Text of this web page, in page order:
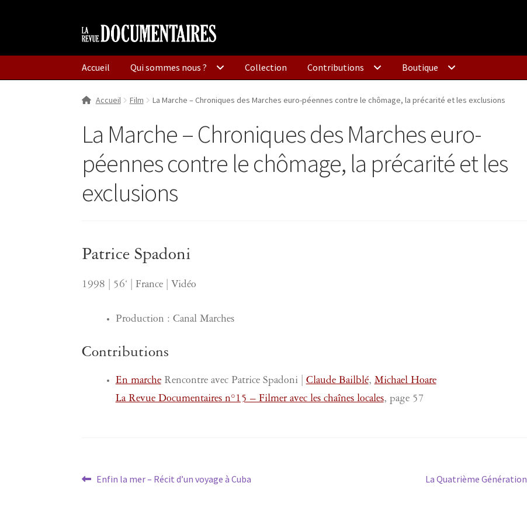
Aller
à
navigation
Aller
au
Accueil Qui sommes nous ? Collection Contributions Boutique
Accueil Film La Marche – Chroniques des Marches euro-péennes contre le chômage, la précarité et les exclusions
La Marche – Chroniques des Marches euro-
péennes contre le chômage, la précarité et les
exclusions
Patrice Spadoni
1998 | 56‘ | France | Vidéo
Production : Canal Marches
Contributions
En marcheRencontre avec Patrice Spadoni |Claude Bailblé,Michael Hoare
La Revue Documentaires n°15 – Filmer avec les chaînes locales, page 57
Navigation
Article
Enfin la mer – Récit d’un voyage à Cuba
Article
La Quatrième Génération